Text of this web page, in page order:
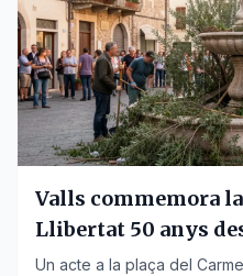
Valls commemora
Llibertat 50 anys
Un acte a la plaça del